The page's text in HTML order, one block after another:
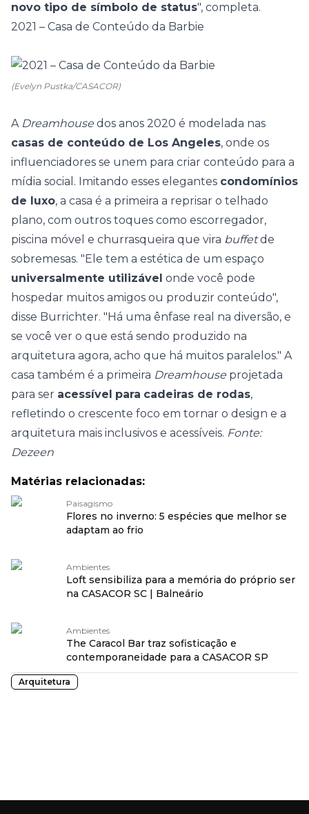
novo tipo de símbolo de status", completa.
2021 – Casa de Conteúdo da Barbie
(Evelyn Pustka/CASACOR)
A Dreamhouse dos anos 2020 é modelada nas
casas de conteúdo de Los Angeles, onde os
influenciadores se unem para criar conteúdo para a
mídia social. Imitando esses elegantes condomínios
de luxo, a casa é a primeira a reprisar o telhado
plano, com outros toques como escorregador,
piscina móvel e churrasqueira que vira buffetde
sobremesas. "Ele tem a estética de um espaço
universalmente utilizável onde você pode
hospedar muitos amigos ou produzir conteúdo",
disse Burrichter. "Há uma ênfase real na diversão, e
se você ver o que está sendo produzido na
arquitetura agora, acho que há muitos paralelos." A
casa também é a primeira Dreamhouse projetada
para ser acessível para cadeiras de rodas,
refletindo o crescente foco em tornar o design e a
arquitetura mais inclusivos e acessíveis. Fonte:
Dezeen
Matérias relacionadas:
Paisagismo
Flores no inverno: 5 espécies que melhor se
adaptam ao frio
Ambientes
Loft sensibiliza para a memória do próprio ser
na CASACOR SC | Balneário
Ambientes
The Caracol Bar traz sofisticação e
contemporaneidade para a CASACOR SP
Arquitetura